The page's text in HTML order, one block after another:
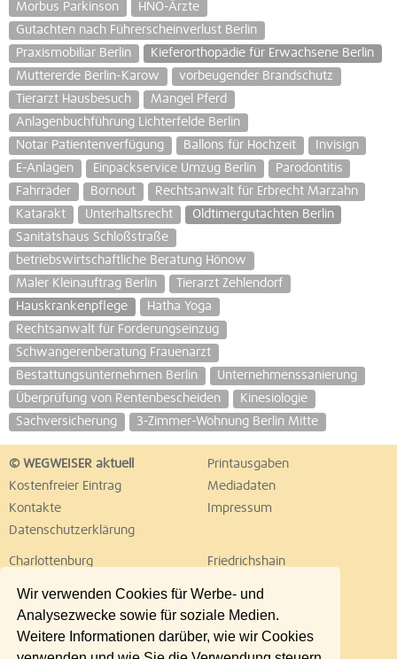
Wir verwenden Cookies für Werbe- und
Analysezwecke sowie für soziale Medien.
Weitere Informationen darüber, wie wir Cookies
Morbus Parkinson
HNO-Ärzte
Gutachten nach Führerscheinverlust Berlin
Praxismobiliar Berlin
Kieferorthopädie für Erwachsene Berlin
Muttererde Berlin-Karow
vorbeugender Brandschutz
Tierarzt Hausbesuch
Mangel Pferd
Anlagenbuchführung Lichterfelde Berlin
Notar Patientenverfügung
Ballons für Hochzeit
Invisign
E-Anlagen
Einpackservice Umzug Berlin
Parodontitis
Fahrräder
Bornout
Rechtsanwalt für Erbrecht Marzahn
Katarakt
Unterhaltsrecht
Oldtimergutachten Berlin
Sanitätshaus Schloßstraße
betriebswirtschaftliche Beratung Hönow
Maler Kleinauftrag Berlin
Tierarzt Zehlendorf
Hauskrankenpflege
Hatha Yoga
Rechtsanwalt für Forderungseinzug
Schwangerenberatung Frauenarzt
Bestattungsunternehmen Berlin
Unternehmenssanierung
Überprüfung von Rentenbescheiden
Kinesiologie
Sachversicherung
3-Zimmer-Wohnung Berlin Mitte
© WEGWEISER aktuell
Printausgaben
Kostenfreier Eintrag
Mediadaten
Kontakte
Impressum
Datenschutzerklärung
Charlottenburg
Friedrichshain
Lichtenberg
Marzahn
Neukölln